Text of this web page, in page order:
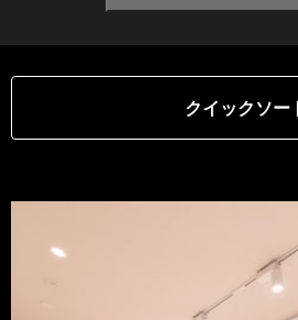
クイックソー